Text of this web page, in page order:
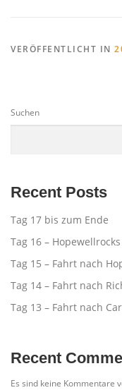
VERÖFFENTLICHT IN
Suchen
Recent Posts
Tag 17 bis zum Ende
Tag 16 –
Tag 15 – Fahrt nach
Tag 14 – Fahrt nach
Tag 13 – Fahrt nach
Recent
Es sind keine Kommentare